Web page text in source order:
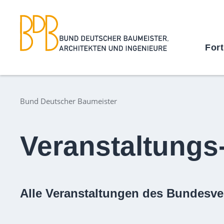
Bund Deutscher Baumeister
Alle Veranstaltungen des